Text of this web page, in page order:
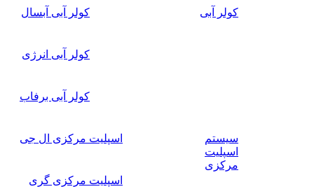
کولر آبی کولر آبی آبسال
کولر آبی انرژی
کولر آبی برفاب
سیستم
اسپلیت
مرکزی
اسپلیت مرکزی ال جی
اسپلیت مرکزی گری